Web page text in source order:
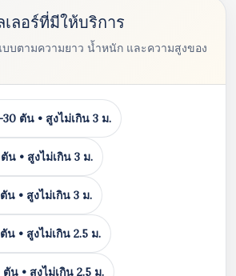
ลอร์ที่มีให้บริการ
บตามความยาว น้ำหนัก และความสูงของ
ตัน • สูงไม่เกิน 3 ม.
น • สูงไม่เกิน 3 ม.
น • สูงไม่เกิน 3 ม.
น • สูงไม่เกิน 2.5 ม.
น • สูงไม่เกิน 2.5 ม.